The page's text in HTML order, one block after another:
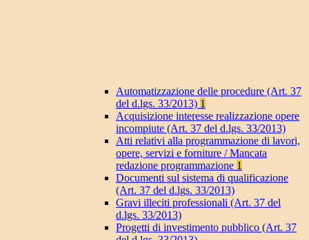
Automatizzazione delle procedure (Art. 37
del d.lgs. 33/2013) 1
Acquisizione interesse realizzazione opere
incompiute (Art. 37 del d.lgs. 33/2013)
Atti relativi alla programmazione di lavori,
opere, servizi e forniture / Mancata
redazione programmazione 1
Documenti sul sistema di qualificazione
(Art. 37 del d.lgs. 33/2013)
Gravi illeciti professionali (Art. 37 del
d.lgs. 33/2013)
Progetti di investimento pubblico (Art. 37